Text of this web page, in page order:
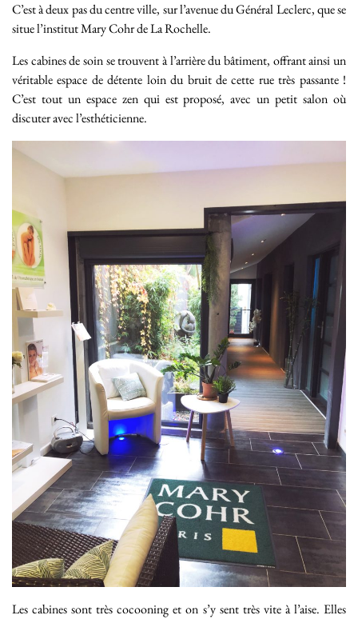
C’est à deux pas du centre ville, sur l’avenue du Général Leclerc, que se
situe l’institut Mary Cohr de La Rochelle.
Les cabines de soin se trouvent à l’arrière du bâtiment, offrant ainsi un
véritable espace de détente loin du bruit de cette rue très passante !
C’est tout un espace zen qui est proposé, avec un petit salon où
discuter avec l’esthéticienne.
Les cabines sont très cocooning et on s’y sent très vite à l’aise. Elles